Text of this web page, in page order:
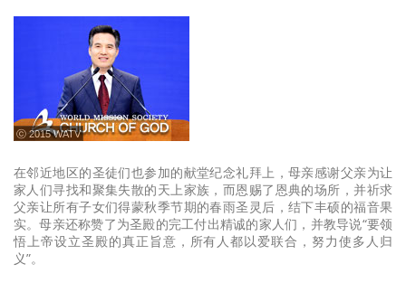
ⓒ 2015 WATV
在邻近地区的圣徒们也参加的献堂纪念礼拜上，母亲感谢父亲为让
家人们寻找和聚集失散的天上家族，而恩赐了恩典的场所，并祈求
父亲让所有子女们得蒙秋季节期的春雨圣灵后，结下丰硕的福音果
实。母亲还称赞了为圣殿的完工付出精诚的家人们，并教导说“要领
悟上帝设立圣殿的真正旨意，所有人都以爱联合，努力使多人归
义”。